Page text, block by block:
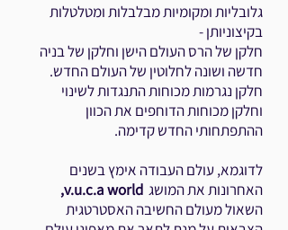
גלובליות ומקומיות מבלבלות ומטלטלות
בקיצוניותן -
חלקן של הרס העולם הישן וחלקן של בניה
חדשה ושונה לחלוטין של העולם החדש.
חלקן נגרמות מכוחות התנגדות לשינוי
וחלקן מכוחות הדוחפים את הכוון
ההתפתחותי החדש קדימה.
לדוגמא, עולם העבודה אימץ בשנים
האחרונות את המושג v.u.c.a world,
השאול מעולם החשיבה האסטרטגית